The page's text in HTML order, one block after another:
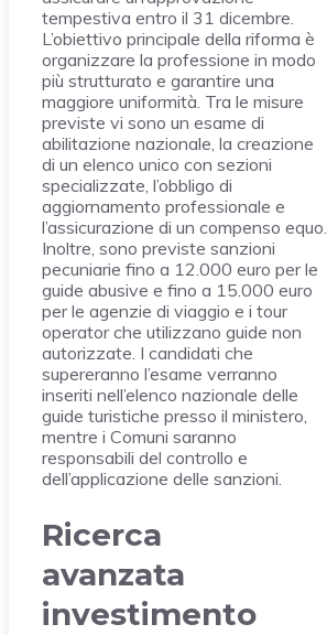
tempestiva entro il 31 dicembre.
L’obiettivo principale della riforma è
organizzare la professione in modo
più strutturato e garantire una
maggiore uniformità. Tra le misure
previste vi sono un esame di
abilitazione nazionale, la creazione
di un elenco unico con sezioni
specializzate, l’obbligo di
aggiornamento professionale e
l’assicurazione di un compenso equo.
Inoltre, sono previste sanzioni
pecuniarie fino a 12.000 euro per le
guide abusive e fino a 15.000 euro
per le agenzie di viaggio e i tour
operator che utilizzano guide non
autorizzate. I candidati che
supereranno l’esame verranno
inseriti nell’elenco nazionale delle
guide turistiche presso il ministero,
mentre i Comuni saranno
responsabili del controllo e
dell’applicazione delle sanzioni.
Ricerca
avanzata
investimento